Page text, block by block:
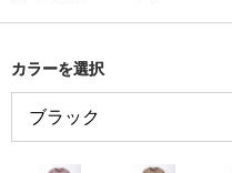
カラーを選択